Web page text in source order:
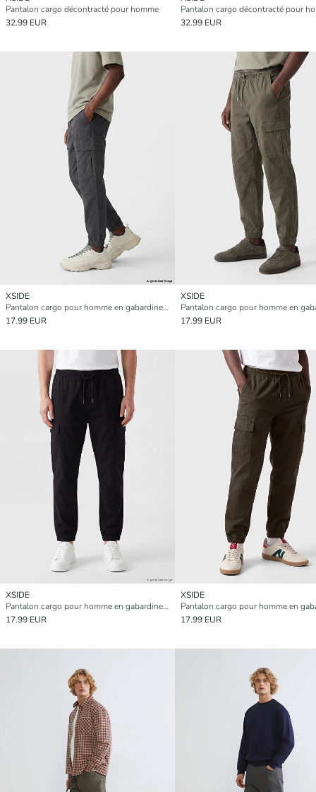
Pantalon cargo décontracté pour homme
32.99 EUR
Pantalon cargo décontracté pour
32.99 EUR
XSIDE
Pantalon cargo pour homme en gabardine coupe régulière
17.99 EUR
XSIDE
17.99 EUR
XSIDE
Pantalon cargo pour homme en gabardine coupe régulière
17.99 EUR
XSIDE
17.99 EUR